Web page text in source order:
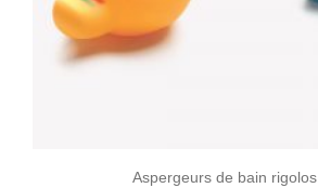
Aspergeurs de bain rigolos